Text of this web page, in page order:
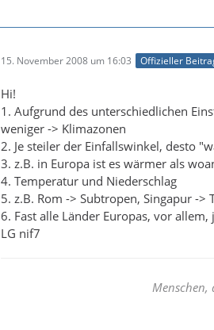
15. November 2008 um 16:03 Offizieller
Hi!
1. Aufgrund des unterschiedlichen
weniger -> Klimazonen
2. Je steiler der Einfallswinkel, desto
3. z.B. in Europa ist es wärmer als
4. Temperatur und Niederschlag
5. z.B. Rom -> Subtropen, Singapur -
6. Fast alle Länder Europas, vor
LG nif7
Menschen,